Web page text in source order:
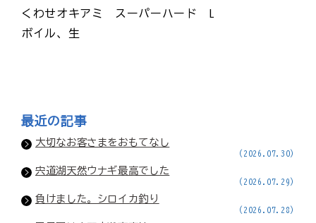
くわせオキアミ スーパーハード L
ボイル、生
最近の記事
大切なお客さまをおもてなし
(2026.07.30)
宍道湖天然ウナギ最高でした
(2026.07.29)
負けました。シロイカ釣り
(2026.07.28)